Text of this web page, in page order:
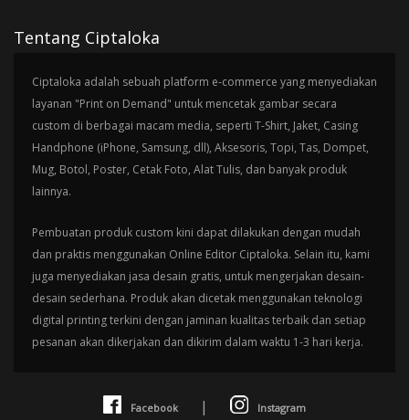
Tentang Ciptaloka
Ciptaloka adalah sebuah platform e-commerce yang menyediakan
layanan "Print on Demand" untuk mencetak gambar secara
custom di berbagai macam media, seperti T-Shirt, Jaket, Casing
Handphone (iPhone, Samsung, dll), Aksesoris, Topi, Tas, Dompet,
Mug, Botol, Poster, Cetak Foto, Alat Tulis, dan banyak produk
lainnya.
Pembuatan produk custom kini dapat dilakukan dengan mudah
dan praktis menggunakan Online Editor Ciptaloka. Selain itu, kami
juga menyediakan jasa desain gratis, untuk mengerjakan desain-
desain sederhana. Produk akan dicetak menggunakan teknologi
digital printing terkini dengan jaminan kualitas terbaik dan setiap
pesanan akan dikerjakan dan dikirim dalam waktu 1-3 hari kerja.
Facebook | Instagram